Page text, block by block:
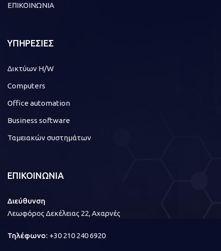
ΕΠΙΚΟΙΝΩΝΙΑ
ΥΠΗΡΕΣΙΕΣ
Δικτύων H/W
Computers
Office automation
Business software
Ταμειακών συστημάτων
ΕΠΙΚΟΙΝΩΝΙΑ
Διεύθυνση
Λεωφόρος Δεκέλειας 22, Αχαρνές
Τηλέφωνο: +30 210 240 6920